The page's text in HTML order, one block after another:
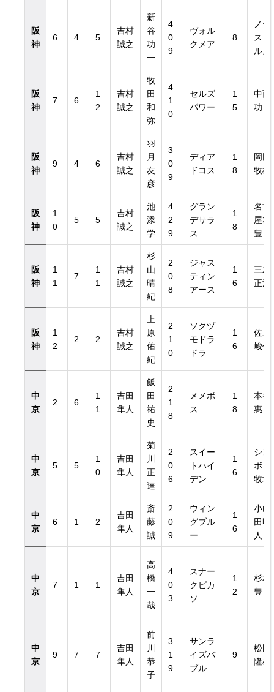
阪
神
6 4 5
吉村
誠之
新
谷
功
一
4
0
9
ヴォル
クメア
8
ノー
スヒ
ルズ
阪
神
7 6
1
2
吉村
誠之
牧
田
和
弥
4
1
0
セルズ
パワー
1
5
中西
功
阪
神
9 4 6
吉村
誠之
羽
月
友
彦
3
0
9
ディア
ドコス
1
8
岡田
牧雄
阪
神
1
0
5 5
吉村
誠之
池
添
学
4
2
9
グラン
デサラ
ス
1
8
名古
屋友
豊
阪
神
1
1
7
1
1
吉村
誠之
杉
山
晴
紀
2
0
8
ジャス
ティン
アース
1
6
三木
正浩
阪
神
1
2
2 2
吉村
誠之
上
原
佑
紀
2
1
0
ソクヅ
モドラ
ドラ
1
6
佐上
峻作
中
京
2 6
1
1
吉田
隼人
飯
田
祐
史
2
1
8
メメボ
ス
1
8
本谷
惠
中
京
5 5
1
0
吉田
隼人
菊
川
正
達
2
0
6
スイー
トハイ
デン
1
6
シン
ボリ
牧場
中
京
6 1 2
吉田
隼人
斎
藤
誠
2
0
9
ウィン
グブル
ー
1
6
小山
田明
人
中
京
7 1 1
吉田
隼人
高
橋
一
哉
4
0
3
スナー
クピカ
ソ
1
2
杉本
豊
中
京
9 7 7
吉田
隼人
前
川
恭
子
3
1
9
サンラ
イズバ
ブル
9
松岡
隆雄